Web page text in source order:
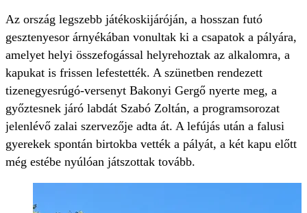
Az ország legszebb játékoskijáróján, a hosszan futó
gesztenyesor árnyékában vonultak ki a csapatok a pályára,
amelyet helyi összefogással helyrehoztak az alkalomra, a
kapukat is frissen lefestették. A szünetben rendezett
tizenegyesrúgó-versenyt Bakonyi Gergő nyerte meg, a
győztesnek járó labdát Szabó Zoltán, a programsorozat
jelenlévő zalai szervezője adta át. A lefújás után a falusi
gyerekek spontán birtokba vették a pályát, a két kapu előtt
még estébe nyúlóan játszottak tovább.